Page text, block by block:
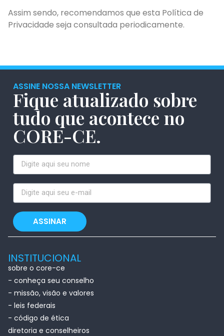
Assim sendo, recomendamos que esta Política de
Privacidade seja consultada periodicamente.
ASSINE NOSSA NEWSLETTER
Fique atualizado sobre
tudo que acontece no
CORE-CE.
ASSINAR
INSTITUCIONAL
sobre o core-ce
- conheça seu conselho
- missão, visão e valores
- leis federais
- código de ética
diretoria e conselheiros